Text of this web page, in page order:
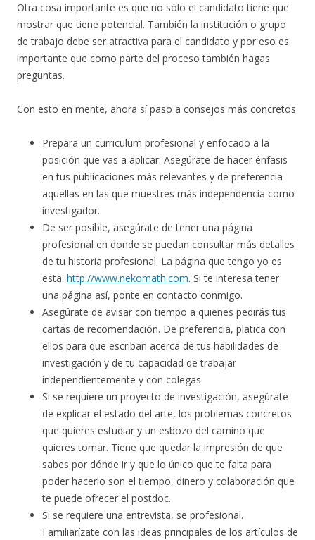
Otra cosa importante es que no sólo el candidato tiene que
mostrar que tiene potencial. También la institución o grupo
de trabajo debe ser atractiva para el candidato y por eso es
importante que como parte del proceso también hagas
preguntas.
Con esto en mente, ahora sí paso a consejos más concretos.
Prepara un curriculum profesional y enfocado a la
posición que vas a aplicar. Asegúrate de hacer énfasis
en tus publicaciones más relevantes y de preferencia
aquellas en las que muestres más independencia como
investigador.
De ser posible, asegúrate de tener una página
profesional en donde se puedan consultar más detalles
de tu historia profesional. La página que tengo yo es
esta: http://www.nekomath.com. Si te interesa tener
una página así, ponte en contacto conmigo.
Asegúrate de avisar con tiempo a quienes pedirás tus
cartas de recomendación. De preferencia, platica con
ellos para que escriban acerca de tus habilidades de
investigación y de tu capacidad de trabajar
independientemente y con colegas.
Si se requiere un proyecto de investigación, asegúrate
de explicar el estado del arte, los problemas concretos
que quieres estudiar y un esbozo del camino que
quieres tomar. Tiene que quedar la impresión de que
sabes por dónde ir y que lo único que te falta para
poder hacerlo son el tiempo, dinero y colaboración que
te puede ofrecer el postdoc.
Si se requiere una entrevista, se profesional.
Familiarízate con las ideas principales de los artículos de